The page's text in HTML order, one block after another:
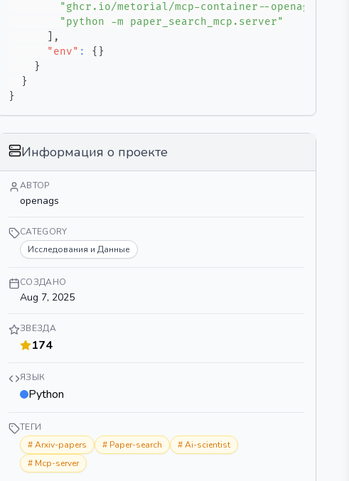
"ghcr.io/metorial/mcp-container--openags--
"python -m paper_search_mcp.server"
,
"env" : { }
}
}
}
Информация о проекте
АВТОР
openags
CATEGORY
Исследования и Данные
СОЗДАНО
Aug 7, 2025
ЗВЕЗДА
174
ЯЗЫК
Python
ТЕГИ
#Arxiv-papers # Paper-search #Ai-scientist
# Mcp-server